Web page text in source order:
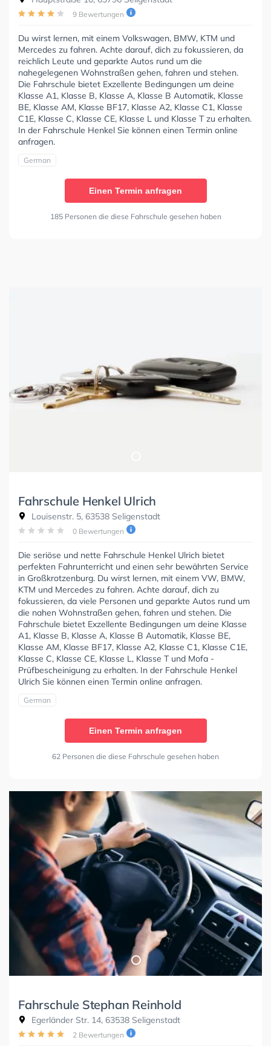
9 Bewertungen
Du wirst lernen, mit einem Volkswagen, BMW, KTM und
Mercedes zu fahren. Achte darauf, dich zu fokussieren, da
reichlich Leute und geparkte Autos rund um die
nahegelegenen Wohnstraßen gehen, fahren und stehen.
Die Fahrschule bietet Exzellente Bedingungen um deine
Klasse A1, Klasse B, Klasse A, Klasse B Automatik, Klasse
BE, Klasse AM, Klasse BF17, Klasse A2, Klasse C1, Klasse
C1E, Klasse C, Klasse CE, Klasse L und Klasse T zu erhalten.
In der Fahrschule Henkel Sie können einen Termin online
anfragen.
German
Einen Termin anfragen
185 Personen die diese Fahrschule gesehen haben
Fahrschule Henkel Ulrich
Louisenstr. 5, 63538 Seligenstadt
0 Bewertungen
Die seriöse und nette Fahrschule Henkel Ulrich bietet
perfekten Fahrunterricht und einen sehr bewährten Service
in Großkrotzenburg. Du wirst lernen, mit einem VW, BMW,
KTM und Mercedes zu fahren. Achte darauf, dich zu
fokussieren, da viele Personen und geparkte Autos rund um
die nahen Wohnstraßen gehen, fahren und stehen. Die
Fahrschule bietet Exzellente Bedingungen um deine Klasse
A1, Klasse B, Klasse A, Klasse B Automatik, Klasse BE,
Klasse AM, Klasse BF17, Klasse A2, Klasse C1, Klasse C1E,
Klasse C, Klasse CE, Klasse L, Klasse T und Mofa -
Prüfbescheinigung zu erhalten. In der Fahrschule Henkel
Ulrich Sie können einen Termin online anfragen.
German
Einen Termin anfragen
62 Personen die diese Fahrschule gesehen haben
Fahrschule Stephan Reinhold
Egerländer Str. 14, 63538 Seligenstadt
2 Bewertungen